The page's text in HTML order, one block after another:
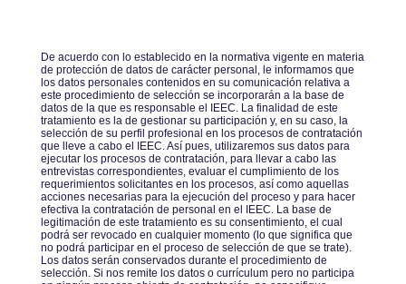
De acuerdo con lo establecido en la normativa vigente en materia
de protección de datos de carácter personal, le informamos que
los datos personales contenidos en su comunicación relativa a
este procedimiento de selección se incorporarán a la base de
datos de la que es responsable el IEEC. La finalidad de este
tratamiento es la de gestionar su participación y, en su caso, la
selección de su perfil profesional en los procesos de contratación
que lleve a cabo el IEEC. Así pues, utilizaremos sus datos para
ejecutar los procesos de contratación, para llevar a cabo las
entrevistas correspondientes, evaluar el cumplimiento de los
requerimientos solicitantes en los procesos, así como aquellas
acciones necesarias para la ejecución del proceso y para hacer
efectiva la contratación de personal en el IEEC. La base de
legitimación de este tratamiento es su consentimiento, el cual
podrá ser revocado en cualquier momento (lo que significa que
no podrá participar en el proceso de selección de que se trate).
Los datos serán conservados durante el procedimiento de
selección. Si nos remite los datos o currículum pero no participa